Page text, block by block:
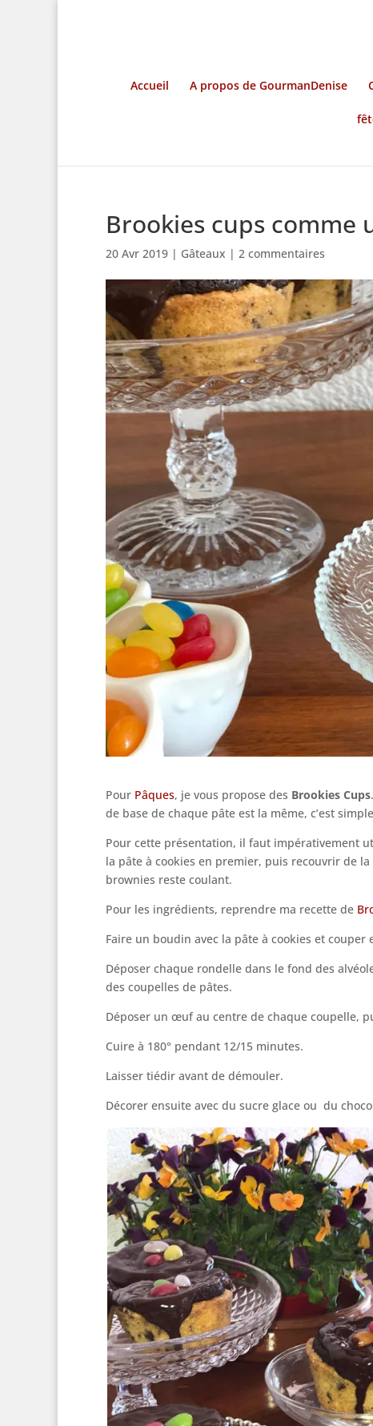
Accueil A propos de GourmanDenise
Brookies cups comme
20 Avr 2019 | Gâteaux | 2 commentaires
Pour Pâques, je vous propose des Brookies Cups
de base de chaque pâte est la même, c’est
Pour cette présentation, il faut impérativement
la pâte à cookies en premier, puis recouvrir de
brownies reste coulant.
Pour les ingrédients, reprendre ma recette de
Faire un boudin avec la pâte à cookies et couper
Déposer chaque rondelle dans le fond des
des coupelles de pâtes.
Déposer un œuf au centre de chaque coupelle,
Cuire à 180° pendant 12/15 minutes.
Laisser tiédir avant de démouler.
Décorer ensuite avec du sucre glace ou du